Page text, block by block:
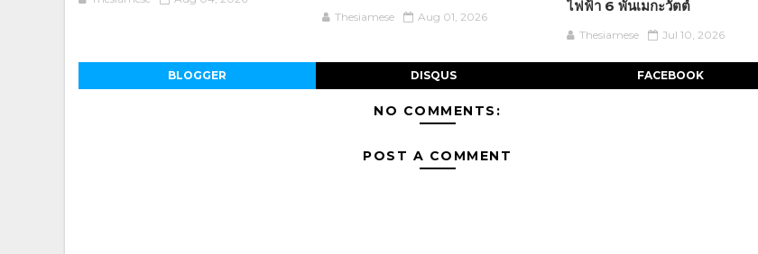
Thesiamese Aug 01, 2026
ไฟฟ้า 6 พันเมกะวัตต์
Thesiamese Jul 10, 2026
BLOGGER DISQUS FACEBOOK
NO COMMENTS:
POST A COMMENT